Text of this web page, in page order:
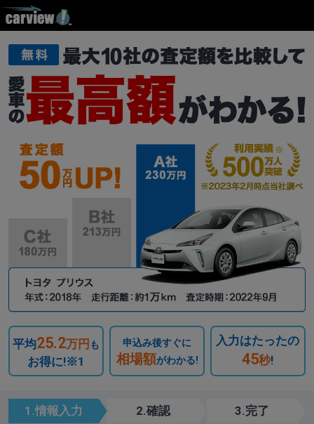
平均25.2万円 も
お得に!※1
申込み後すぐに
相場額がわかる!
入力はたったの
45秒!
1.情報入力 2.確認 3.完了